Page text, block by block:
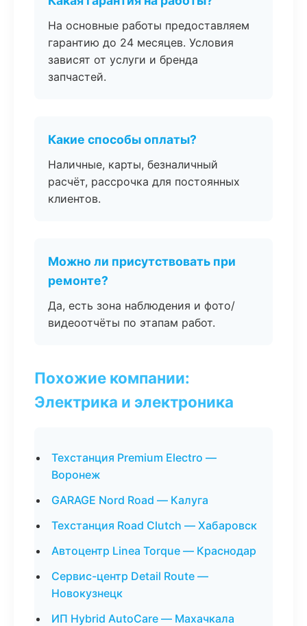
На основные работы предоставляем
гарантию до 24 месяцев. Условия
зависят от услуги и бренда
запчастей.
Какие способы оплаты?
Наличные, карты, безналичный
расчёт, рассрочка для постоянных
клиентов.
Можно ли присутствовать при
ремонте?
Да, есть зона наблюдения и фото/
видеоотчёты по этапам работ.
Похожие компании:
Электрика и электроника
Техстанция Premium Electro —
Воронеж
GARAGE Nord Road — Калуга
Техстанция Road Clutch — Хабаровск
Автоцентр Linea Torque — Краснодар
Сервис-центр Detail Route —
Новокузнецк
ИП Hybrid AutoCare — Махачкала